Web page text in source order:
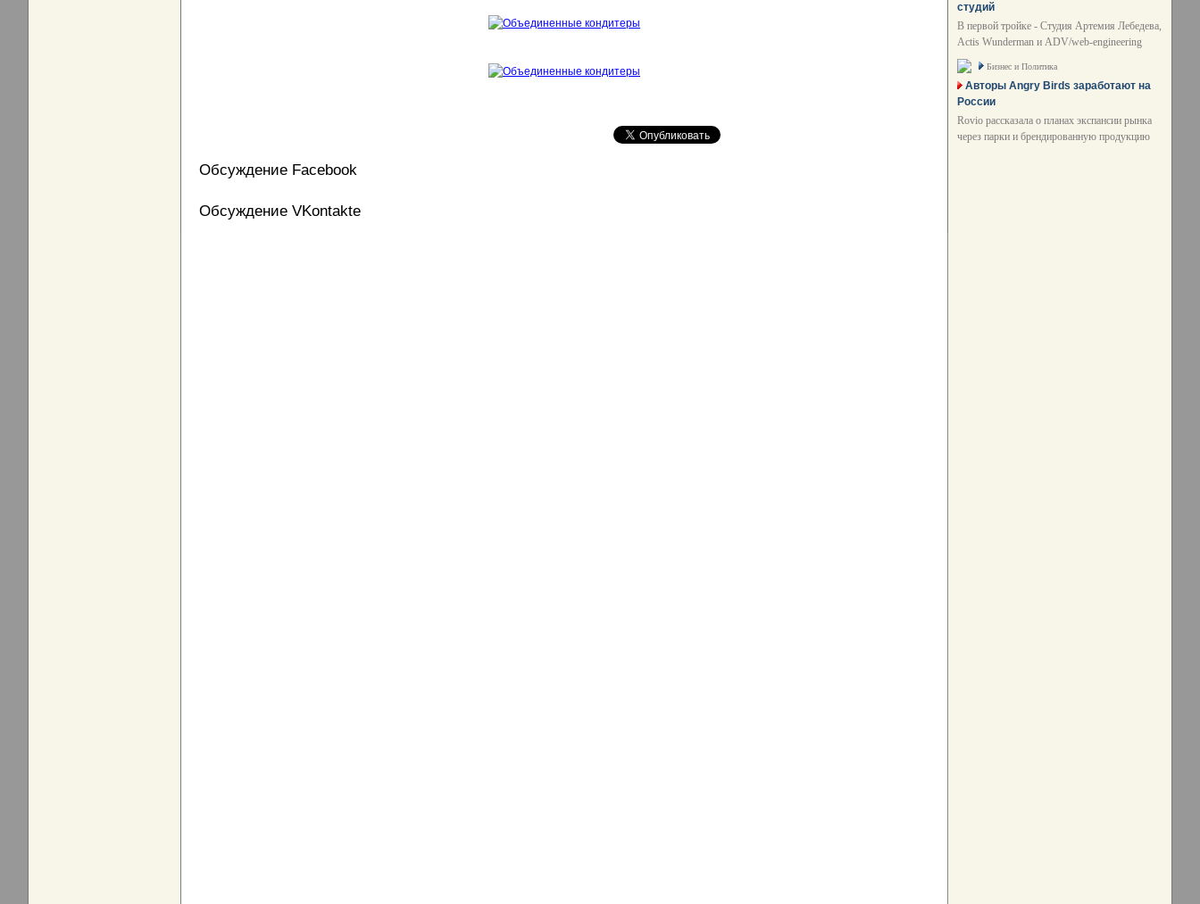
Обсуждение Facebook
Обсуждение VKontakte
студий
В первой тройке - Студия Артемия Лебедева,
Actis Wunderman и ADV/web-engineering
Бизнес и Политика
Авторы Angry Birds заработают на
России
Rovio рассказала о планах экспансии рынка
через парки и брендированную продукцию